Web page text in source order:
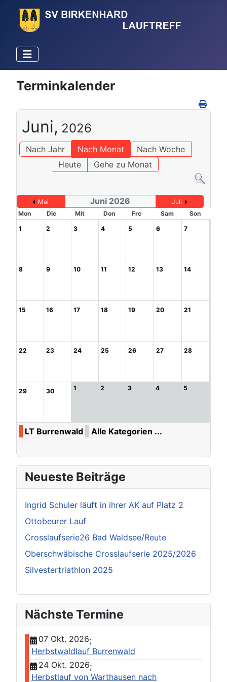
Terminkalender
Juni, 2026
Nach Jahr Nach Monat
Nach Woche
Heute
Gehe zu Monat
Mai Juni 2026
Juli
Mon
Die Mit Don Fre Sam
Son
1
2 3 4 5 6 7
8 9 10 11 12 13 14
15 16 17 18 19 20 21
22 23 24 25 26 27 28
29 30 1 2 3 4 5
LT Burrenwald Alle Kategorien ...
Neueste Beiträge
Ingrid Schuler läuft in ihrer AK auf Platz 2
Ottobeurer Lauf
Crosslaufserie26 Bad Waldsee/Reute
Oberschwäbische Crosslaufserie 2025/2026
Silvestertriathlon 2025
Nächste Termine
07 Okt. 2026;
Herbstwaldlauf Burrenwald
24 Okt. 2026;
Herbstlauf von Warthausen nach